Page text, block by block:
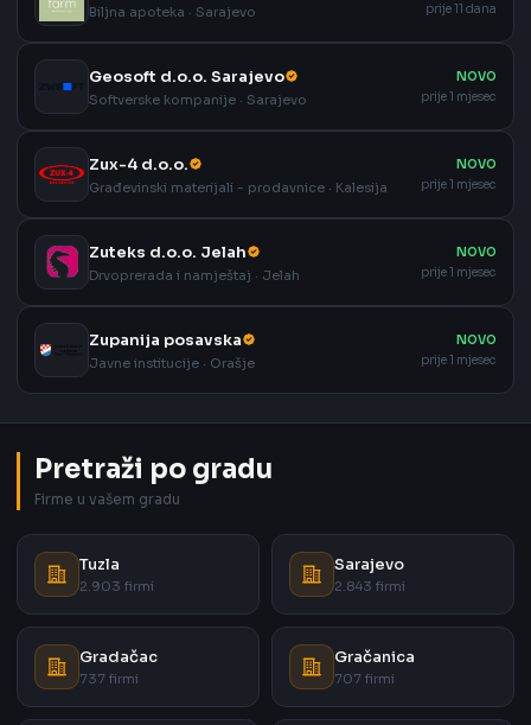
Biljna apoteka · Sarajevo
prije 11 dana
Geosoft d.o.o. Sarajevo
Softverske kompanije · Sarajevo
NOVO
prije 1 mjesec
Zux-4 d.o.o.
Građevinski materijali - prodavnice · Kalesija
NOVO
prije 1 mjesec
Zuteks d.o.o. Jelah
Drvoprerada i namještaj · Jelah
NOVO
prije 1 mjesec
Zupanija posavska
Javne institucije · Orašje
NOVO
prije 1 mjesec
Pretraži po gradu
Firme u vašem gradu
Tuzla
2.903 firmi
Sarajevo
2.843 firmi
Gradačac
737 firmi
Gračanica
707 firmi